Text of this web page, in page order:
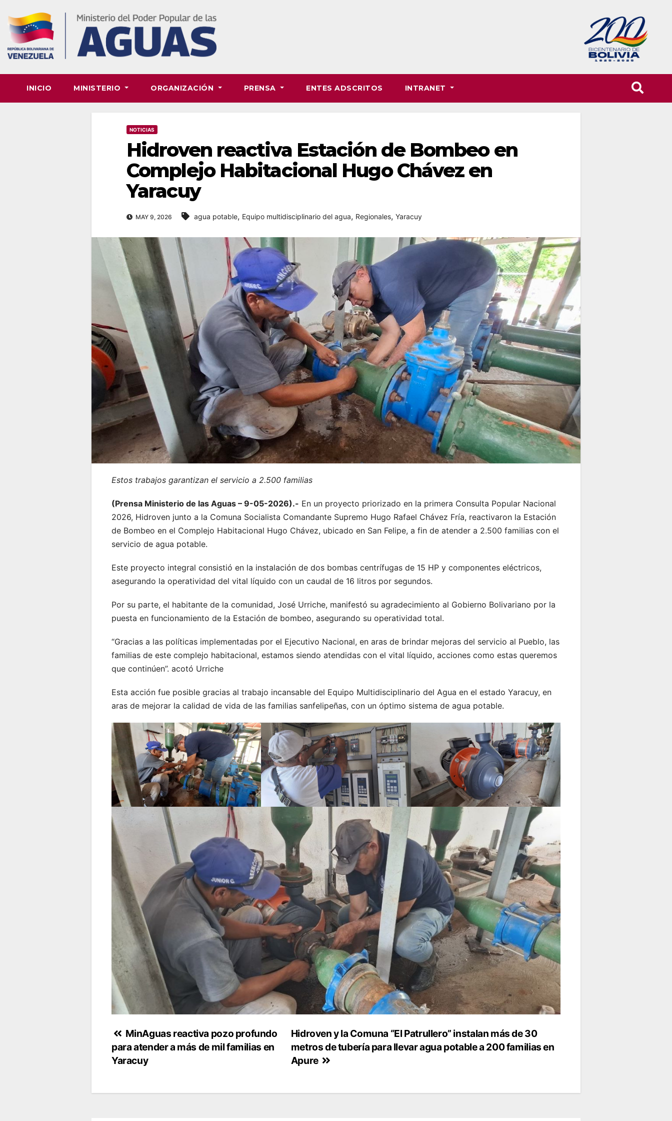
content
INICIO MINISTERIO ORGANIZACIÓN PRENSA ENTES ADSCRITOS INTRANET
NOTICIAS
Hidroven reactiva Estación de Bombeo en
Complejo Habitacional Hugo Chávez en
Yaracuy
MAY 9, 2026 agua potable, Equipo multidisciplinario del agua, Regionales, Yaracuy
Estos trabajos garantizan el servicio a 2.500 familias
(Prensa Ministerio de las Aguas – 9-05-2026).- En un proyecto priorizado en la primera Consulta Popular Nacional
2026, Hidroven junto a la Comuna Socialista Comandante Supremo Hugo Rafael Chávez Fría, reactivaron la Estación
de Bombeo en el Complejo Habitacional Hugo Chávez, ubicado en San Felipe, a fin de atender a 2.500 familias con el
servicio de agua potable.
Este proyecto integral consistió en la instalación de dos bombas centrífugas de 15 HP y componentes eléctricos,
asegurando la operatividad del vital líquido con un caudal de 16 litros por segundos.
Por su parte, el habitante de la comunidad, José Urriche, manifestó su agradecimiento al Gobierno Bolivariano por la
puesta en funcionamiento de la Estación de bombeo, asegurando su operatividad total.
“Gracias a las políticas implementadas por el Ejecutivo Nacional, en aras de brindar mejoras del servicio al Pueblo, las
familias de este complejo habitacional, estamos siendo atendidas con el vital líquido, acciones como estas queremos
que continúen”. acotó Urriche
Esta acción fue posible gracias al trabajo incansable del Equipo Multidisciplinario del Agua en el estado Yaracuy, en
aras de mejorar la calidad de vida de las familias sanfelipeñas, con un óptimo sistema de agua potable.
Navegación
de
Hidroven y la Comuna “El Patrullero” instalan más de 30
metros de tubería para llevar agua potable a 200 familias en
Apure
MinAguas reactiva pozo profundo
para atender a más de mil familias en
Yaracuy